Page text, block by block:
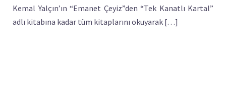
Kemal Yalçın’ın “Emanet Çeyiz”den “Tek Kanatlı Kartal”
adlı kitabına kadar tüm kitaplarını okuyarak […]